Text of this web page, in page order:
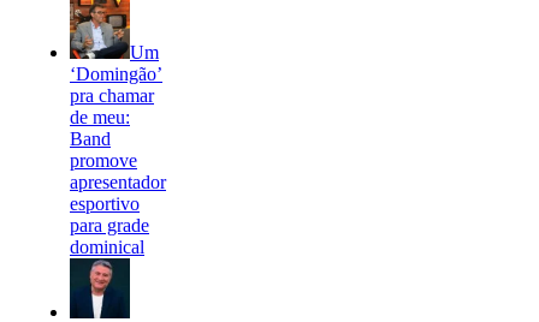
Um
‘Domingão’
pra chamar
de meu:
Band
promove
apresentador
esportivo
para grade
dominical